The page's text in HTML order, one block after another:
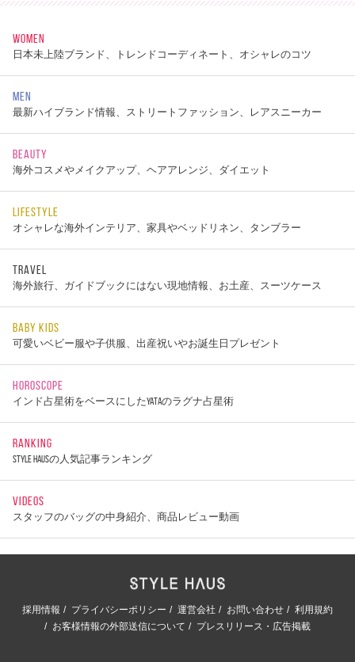
WOMEN
日本未上陸ブランド、トレンドコーディネート、オシャレのコツ
MEN
最新ハイブランド情報、ストリートファッション、レアスニーカー
BEAUTY
海外コスメやメイクアップ、ヘアアレンジ、ダイエット
LIFESTYLE
オシャレな海外インテリア、家具やベッドリネン、タンブラー
TRAVEL
海外旅行、ガイドブックにはない現地情報、お土産、スーツケース
BABY KIDS
可愛いベビー服や子供服、出産祝いやお誕生日プレゼント
HOROSCOPE
インド占星術をベースにしたYATAのラグナ占星術
RANKING
STYLE HAUSの人気記事ランキング
VIDEOS
スタッフのバッグの中身紹介、商品レビュー動画
採用情報 プライバシーポリシー 運営会社 お問い合わせ
利用規約
お客様情報の外部送信について
プレスリリース・広告掲載